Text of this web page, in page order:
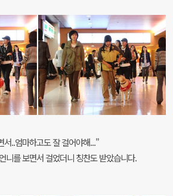
서..엄마하고도 잘 걸어야해..."
니를 보면서 걸었더니 칭찬도 받았습니다.